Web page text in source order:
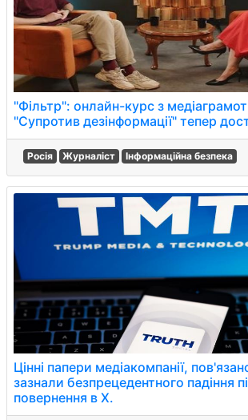
"Фільтр": онлайн-курс з
"Супротив дезінформації" тепер
Росія Журналіст Інформаційна безпека
Цінні папери медіакомпанії,
зазнали безпрецедентного падіння
повернення в X.